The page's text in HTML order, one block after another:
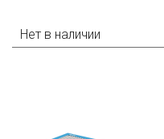
Нет в наличии